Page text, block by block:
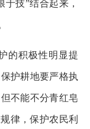
技”结合起来，
积极性明显提
护耕地要严格执
不能不分青红皂
律，保护农民利